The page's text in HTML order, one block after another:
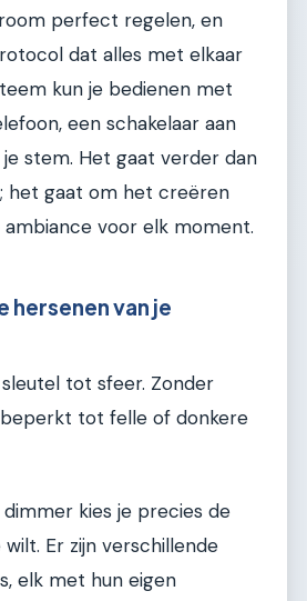
perfect regelen, en
dat alles met elkaar
kun je bedienen met
een schakelaar aan
stem. Het gaat verder dan
het gaat om het creëren
voor elk moment.
hersenen van je
tot sfeer. Zonder
tot felle of donkere
kies je precies de
Er zijn verschillende
elk met hun eigen